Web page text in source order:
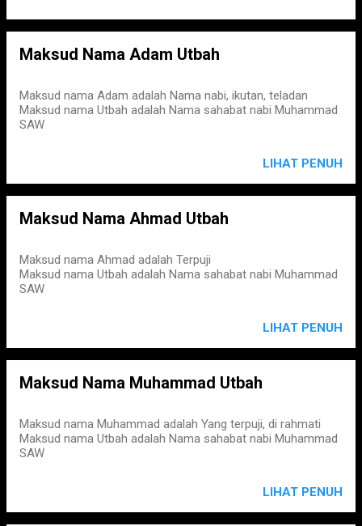
Maksud Nama Adam Utbah
Maksud nama Adam adalah Nama nabi, ikutan, teladan
Maksud nama Utbah adalah Nama sahabat nabi Muhammad
SAW
LIHAT PENUH
Maksud Nama Ahmad Utbah
Maksud nama Ahmad adalah Terpuji
Maksud nama Utbah adalah Nama sahabat nabi Muhammad
SAW
LIHAT PENUH
Maksud Nama Muhammad Utbah
Maksud nama Muhammad adalah Yang terpuji, di rahmati
Maksud nama Utbah adalah Nama sahabat nabi Muhammad
SAW
LIHAT PENUH